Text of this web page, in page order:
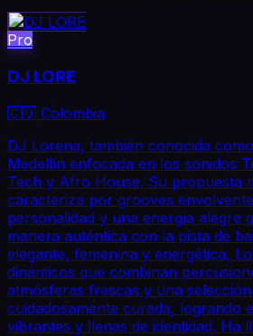
Pro
DJ LORE
🇨🇴 Colombia
DJ Lorena, también conocida
Medellín enfocada en los sonidos
Tech y Afro House. Su propuesta
caracteriza por grooves
personalidad y una energía alegre
manera auténtica con la pista de
elegante, femenina y energética,
dinámicos que combinan
atmósferas frescas y una
cuidadosamente curada, logrando
vibrantes y llenas de identidad. Ha